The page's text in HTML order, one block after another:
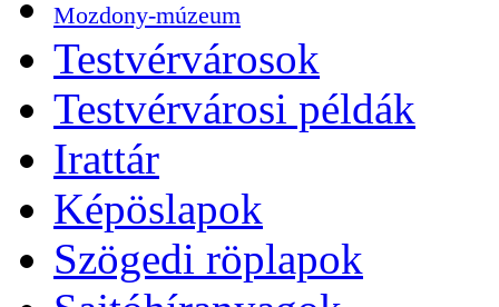
Mozdony-múzeum
Testvérvárosok
Testvérvárosi példák
Irattár
Képöslapok
Szögedi röplapok